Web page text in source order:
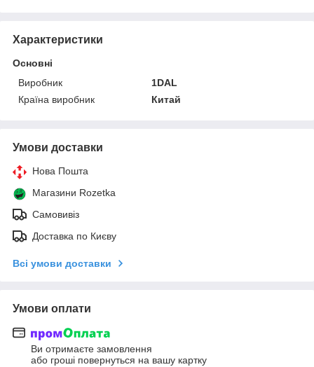
Характеристики
Основні
Виробник
1DAL
Країна виробник
Китай
Умови доставки
Нова Пошта
Магазини Rozetka
Самовивіз
Доставка по Києву
Всі умови доставки
Умови оплати
Ви отримаєте замовлення
або гроші повернуться на вашу картку